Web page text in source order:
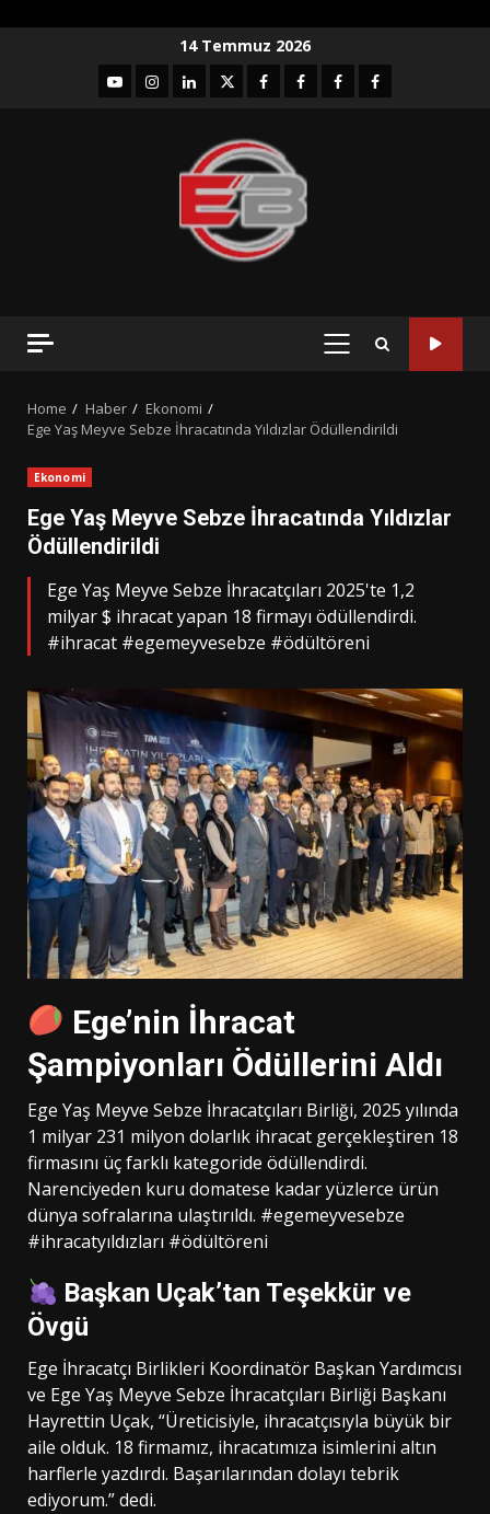
14 Temmuz 2026
YouTubeInstagram
LinkedIntwitterfacebook-Facebook-
Facebook-Facebook-
PRIMARY
Home Haber
Ekonomi
Ege Yaş Meyve Sebze İhracatında Yıldızlar Ödüllendirildi
Ekonomi
Ege Yaş Meyve Sebze İhracatında Yıldızlar
Ödüllendirildi
Ege Yaş Meyve Sebze İhracatçıları 2025'te 1,2
milyar $ ihracat yapan 18 firmayı ödüllendirdi.
#ihracat #egemeyvesebze #ödültöreni
Ege’nin İhracat
Şampiyonları Ödüllerini Aldı
Ege Yaş Meyve Sebze İhracatçıları Birliği, 2025 yılında
1 milyar 231 milyon dolarlık ihracat gerçekleştiren 18
firmasını üç farklı kategoride ödüllendirdi.
Narenciyeden kuru domatese kadar yüzlerce ürün
dünya sofralarına ulaştırıldı. #egemeyvesebze
#ihracatyıldızları #ödültöreni
Başkan Uçak’tan Teşekkür ve
Övgü
Ege İhracatçı Birlikleri Koordinatör Başkan Yardımcısı
ve Ege Yaş Meyve Sebze İhracatçıları Birliği Başkanı
Hayrettin Uçak, “Üreticisiyle, ihracatçısıyla büyük bir
aile olduk. 18 firmamız, ihracatımıza isimlerini altın
harflerle yazdırdı. Başarılarından dolayı tebrik
ediyorum.” dedi.